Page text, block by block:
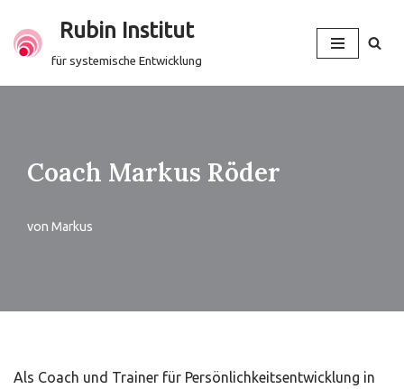
Zum
Rubin Institut
für systemische Entwicklung
Coach Markus Röder
von Markus
Als Coach und Trainer für Persönlichkeitsentwicklung in